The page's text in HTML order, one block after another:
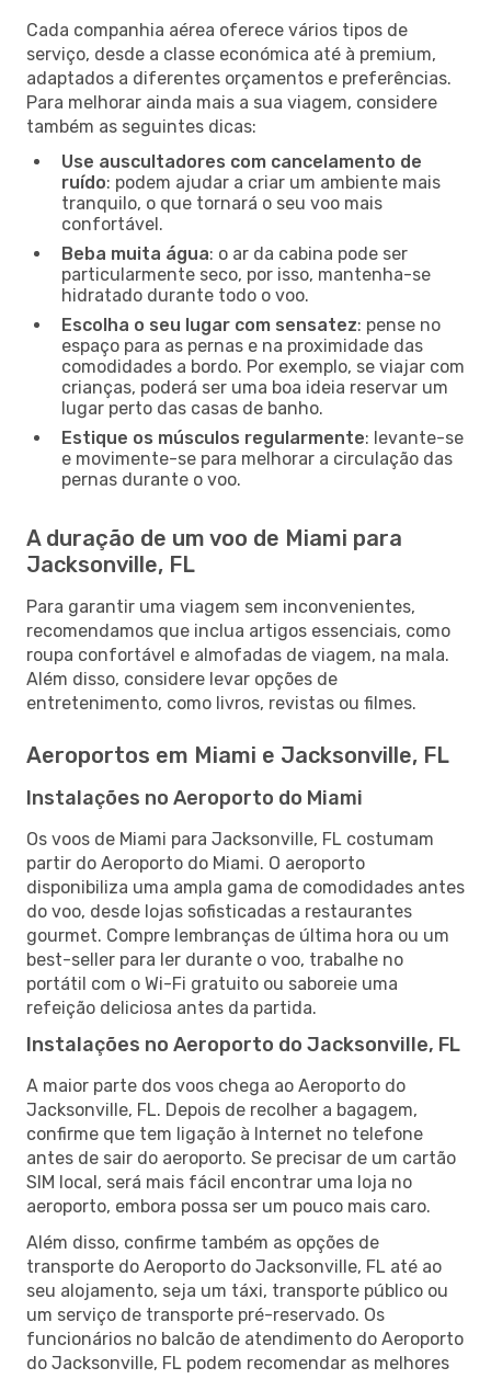
Cada companhia aérea oferece vários tipos de
serviço, desde a classe económica até à premium,
adaptados a diferentes orçamentos e preferências.
Para melhorar ainda mais a sua viagem, considere
também as seguintes dicas:
Use auscultadores com cancelamento de
ruído: podem ajudar a criar um ambiente mais
tranquilo, o que tornará o seu voo mais
confortável.
Beba muita água: o ar da cabina pode ser
particularmente seco, por isso, mantenha-se
hidratado durante todo o voo.
Escolha o seu lugar com sensatez: pense no
espaço para as pernas e na proximidade das
comodidades a bordo. Por exemplo, se viajar com
crianças, poderá ser uma boa ideia reservar um
lugar perto das casas de banho.
Estique os músculos regularmente: levante-se
e movimente-se para melhorar a circulação das
pernas durante o voo.
A duração de um voo de Miami para
Jacksonville, FL
Para garantir uma viagem sem inconvenientes,
recomendamos que inclua artigos essenciais, como
roupa confortável e almofadas de viagem, na mala.
Além disso, considere levar opções de
entretenimento, como livros, revistas ou filmes.
Aeroportos em Miami e Jacksonville, FL
Instalações no Aeroporto do Miami
Os voos de Miami para Jacksonville, FL costumam
partir do Aeroporto do Miami. O aeroporto
disponibiliza uma ampla gama de comodidades antes
do voo, desde lojas sofisticadas a restaurantes
gourmet. Compre lembranças de última hora ou um
best-seller para ler durante o voo, trabalhe no
portátil com o Wi-Fi gratuito ou saboreie uma
refeição deliciosa antes da partida.
Instalações no Aeroporto do Jacksonville, FL
A maior parte dos voos chega ao Aeroporto do
Jacksonville, FL. Depois de recolher a bagagem,
confirme que tem ligação à Internet no telefone
antes de sair do aeroporto. Se precisar de um cartão
SIM local, será mais fácil encontrar uma loja no
aeroporto, embora possa ser um pouco mais caro.
Além disso, confirme também as opções de
transporte do Aeroporto do Jacksonville, FL até ao
seu alojamento, seja um táxi, transporte público ou
um serviço de transporte pré-reservado. Os
funcionários no balcão de atendimento do Aeroporto
do Jacksonville, FL podem recomendar as melhores